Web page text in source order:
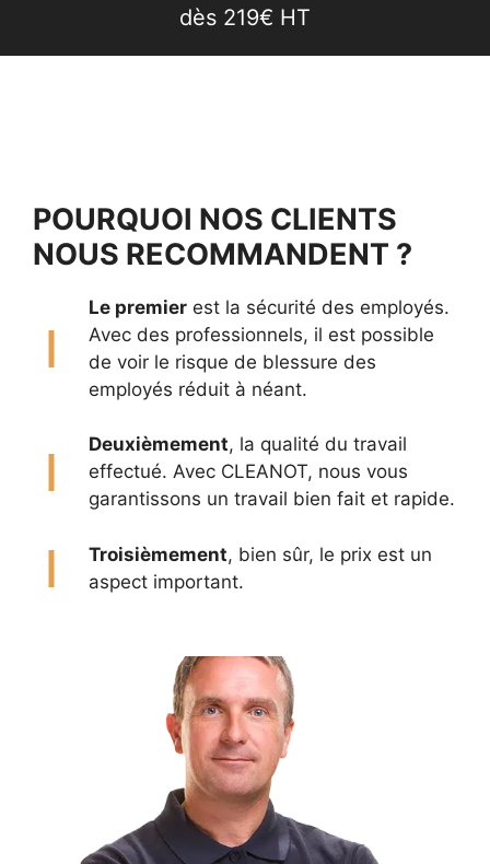
dès 219€ HT
POURQUOI NOS CLIENTS
NOUS RECOMMANDENT ?
Le premier est la sécurité des employés.
Avec des professionnels, il est possible
de voir le risque de blessure des
employés réduit à néant.
Deuxièmement, la qualité du travail
effectué. Avec CLEANOT, nous vous
garantissons un travail bien fait et rapide.
Troisièmement, bien sûr, le prix est un
aspect important.